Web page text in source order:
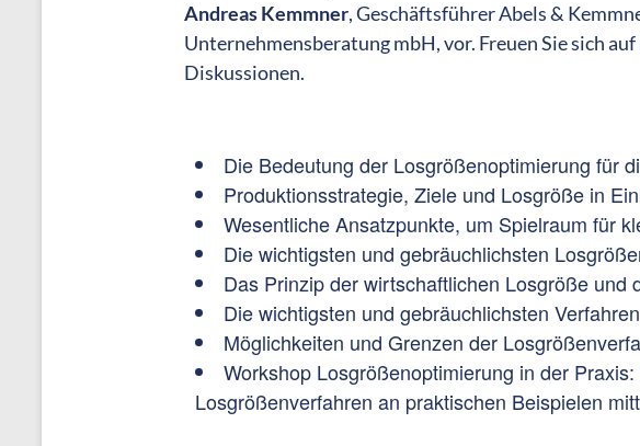
Andreas Kemmner, Geschäftsführer Abels &
Unternehmensberatung mbH, vor. Freuen Sie sich
Diskussionen.
Die Bedeutung der Losgrößenoptimierung für
Produktionsstrategie, Ziele und Losgröße in
Wesentliche Ansatzpunkte, um Spielraum für
Die wichtigsten und gebräuchlichsten
Das Prinzip der wirtschaftlichen Losgröße und
Die wichtigsten und gebräuchlichsten
Möglichkeiten und Grenzen der
Workshop Losgrößenoptimierung in der
Losgrößenverfahren an praktischen Beispielen